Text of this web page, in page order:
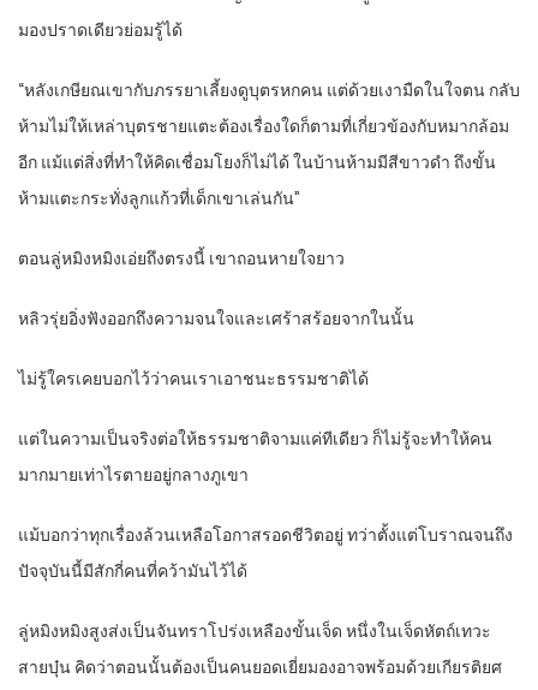
มองปราดเดียวย่อมรู้ได้
“หลังเกษียณเขากับภรรยาเลี้ยงดูบุตรหกคน แต่ด้วยเงามืดในใจตน กลับ
ห้ามไม่ให้เหล่าบุตรชายแตะต้องเรื่องใดก็ตามที่เกี่ยวข้องกับหมากล้อม
อีก แม้แต่สิ่งที่ทำให้คิดเชื่อมโยงก็ไม่ได้ ในบ้านห้ามมีสีขาวดำ ถึงขั้น
ห้ามแตะกระทั่งลูกแก้วที่เด็กเขาเล่นกัน”
ตอนลู่หมิงหมิงเอ่ยถึงตรงนี้ เขาถอนหายใจยาว
หลิวรุ่ยอิ่งฟังออกถึงความจนใจและเศร้าสร้อยจากในนั้น
ไม่รู้ใครเคยบอกไว้ว่าคนเราเอาชนะธรรมชาติได้
แต่ในความเป็นจริงต่อให้ธรรมชาติจามแค่ทีเดียว ก็ไม่รู้จะทำให้คน
มากมายเท่าไรตายอยู่กลางภูเขา
แม้บอกว่าทุกเรื่องล้วนเหลือโอกาสรอดชีวิตอยู่ ทว่าตั้งแต่โบราณจนถึง
ปัจจุบันนี้มีสักกี่คนที่คว้ามันไว้ได้
ลู่หมิงหมิงสูงส่งเป็นจันทราโปร่งเหลืองขั้นเจ็ด หนึ่งในเจ็ดหัตถ์เทวะ
สายบุ๋น คิดว่าตอนนั้นต้องเป็นคนยอดเยี่ยมองอาจพร้อมด้วยเกียรติยศ